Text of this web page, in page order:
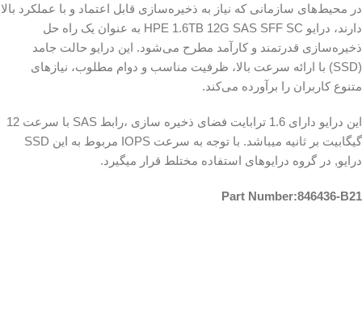
در محیط‌های سازمانی که نیاز به ذخیره‌سازی قابل اعتماد و با عملکرد بالا
دارند، درایو HPE 1.6TB 12G SAS SFF SC به عنوان یک راه حل
ذخیره‌سازی قدرتمند و کارآمد مطرح می‌شود. این درایو حالت جامد
(SSD) با ارائه سرعت بالا، ظرفیت مناسب و دوام مطلوب، نیازهای
متنوع کاربران را برآورده می‌کند.
این درایو دارای 1.6 ترابایت فضای ذخیره سازی ،رابط SAS با سرعت 12
گیگابیت بر ثانیه میباشد. با توجه به سرعت IOPS مربوط به این SSD
درایو, در گروه درایوهای استفاده مختلط قرار میگیرد.
Part Number:846436-B21